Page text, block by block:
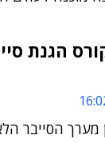
הגנת
מערך הסייבר